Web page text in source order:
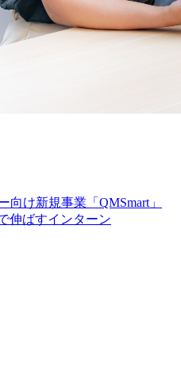
向け新規事業「QMSmart」
伸ばすインターン